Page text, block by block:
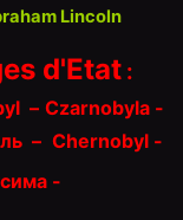
Lincoln
d'Etat :
– Czarnobyla -
– Chernobyl -
-